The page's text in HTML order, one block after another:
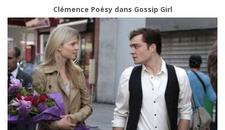
Clémence Poésy dans Gossip Girl